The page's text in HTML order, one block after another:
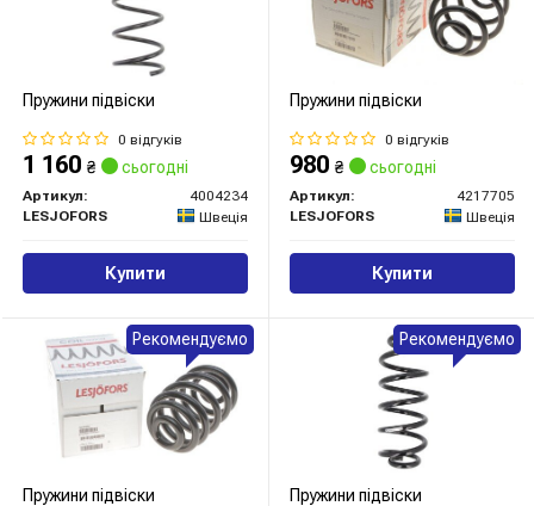
Пружини підвіски
0 відгуків
1 160 ₴ сьогодні
Артикул:
4004234
LESJOFORS
Швеція
Купити
Пружини підвіски
0 відгуків
980 ₴ сьогодні
Артикул:
4217705
LESJOFORS
Швеція
Купити
Пружини підвіски
Рекомендуємо
Пружини підвіски
Рекомендуємо